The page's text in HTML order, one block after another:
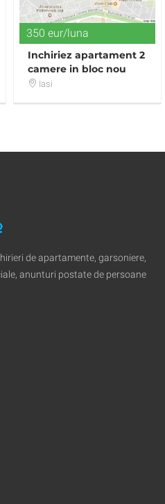
350 eur/luna
Inchiriez apartament 2
camere in bloc nou
complet mobilat si
Iasi
de apartamente, garsoniere,
anunturi postate de persoane